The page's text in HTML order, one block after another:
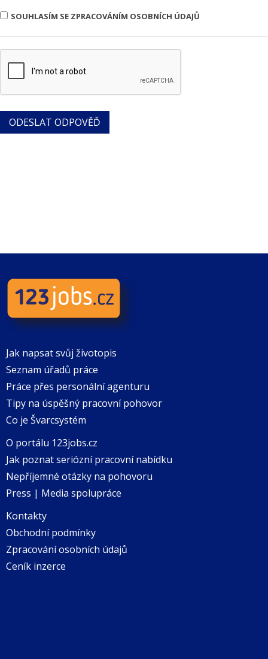
SOUHLASÍM SE ZPRACOVÁNÍM OSOBNÍCH ÚDAJŮ
Jak napsat svůj životopis
Seznam úřadů práce
Práce přes personální agenturu
Tipy na úspěšný pracovní pohovor
Co je Švarcsystém
O portálu 123jobs.cz
Jak poznat seriózní pracovní nabídku
Nepříjemné otázky na pohovoru
Press | Media spolupráce
Kontakty
Obchodní podmínky
Zpracování osobních údajů
Ceník inzerce